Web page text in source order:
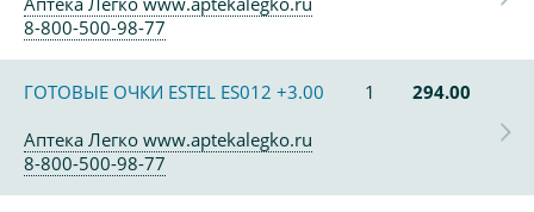
8-800-500-98-77
ГОТОВЫЕ ОЧКИ ESTEL ES012 +3.00 1
294.00
Аптека Легко www.aptekalegko.ru
8-800-500-98-77